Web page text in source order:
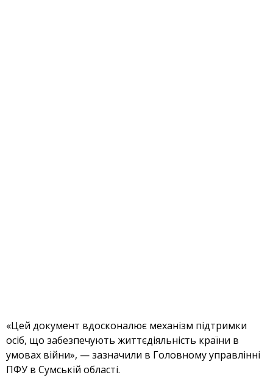
«Цей документ вдосконалює механізм підтримки
осіб, що забезпечують життєдіяльність країни в
умовах війни», — зазначили в Головному управлінні
ПФУ в Сумській області.